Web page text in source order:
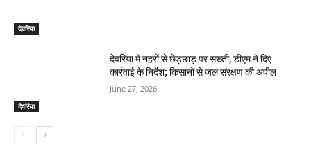
देवरिया
देवरिया
देवरिया में नहरों से छेड़छाड़ पर सख्ती, डीएम ने दिए
कार्रवाई के निर्देश; किसानों से जल संरक्षण की अपील
June 27, 2026